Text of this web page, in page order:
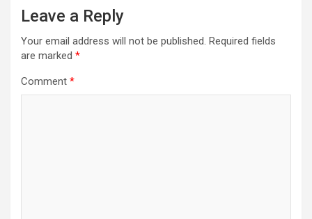
Leave a Reply
Your email address will not be published. Required fields
are marked *
Comment *